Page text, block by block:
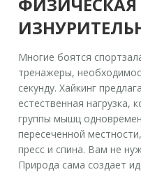
Многие боятся
тренажеры,
секунду. Хайкинг
естественная нагрузка,
группы мышц
пересеченной
пресс и спина. Вам не
Природа сама создает